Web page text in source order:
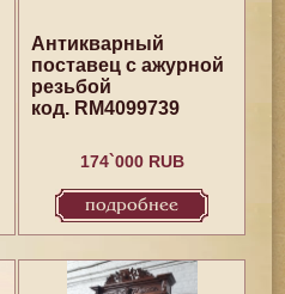
Антикварный
поставец с ажурной
резьбой
код. RM4099739
174`000 RUB
подробнее